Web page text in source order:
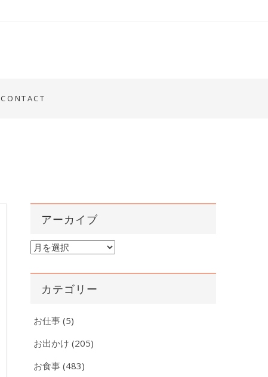
CONTACT
アーカイブ
ア
カ
カテゴリー
お仕事 (5)
お出かけ (205)
お食事 (483)